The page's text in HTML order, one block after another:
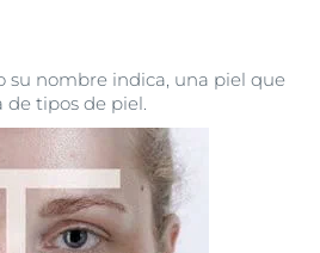
su nombre indica, una piel que
de tipos de piel.